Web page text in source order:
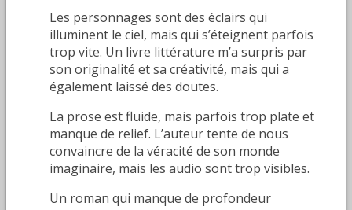
Les personnages sont des éclairs qui
illuminent le ciel, mais qui s’éteignent parfois
trop vite. Un livre littérature m’a surpris par
son originalité et sa créativité, mais qui a
également laissé des doutes.
La prose est fluide, mais parfois trop plate et
manque de relief. L’auteur tente de nous
convaincre de la véracité de son monde
imaginaire, mais les audio sont trop visibles.
Un roman qui manque de profondeur